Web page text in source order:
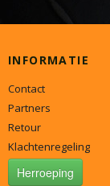
INFORMATIE
Contact
Partners
Retour
Klachtenregeling
Herroeping